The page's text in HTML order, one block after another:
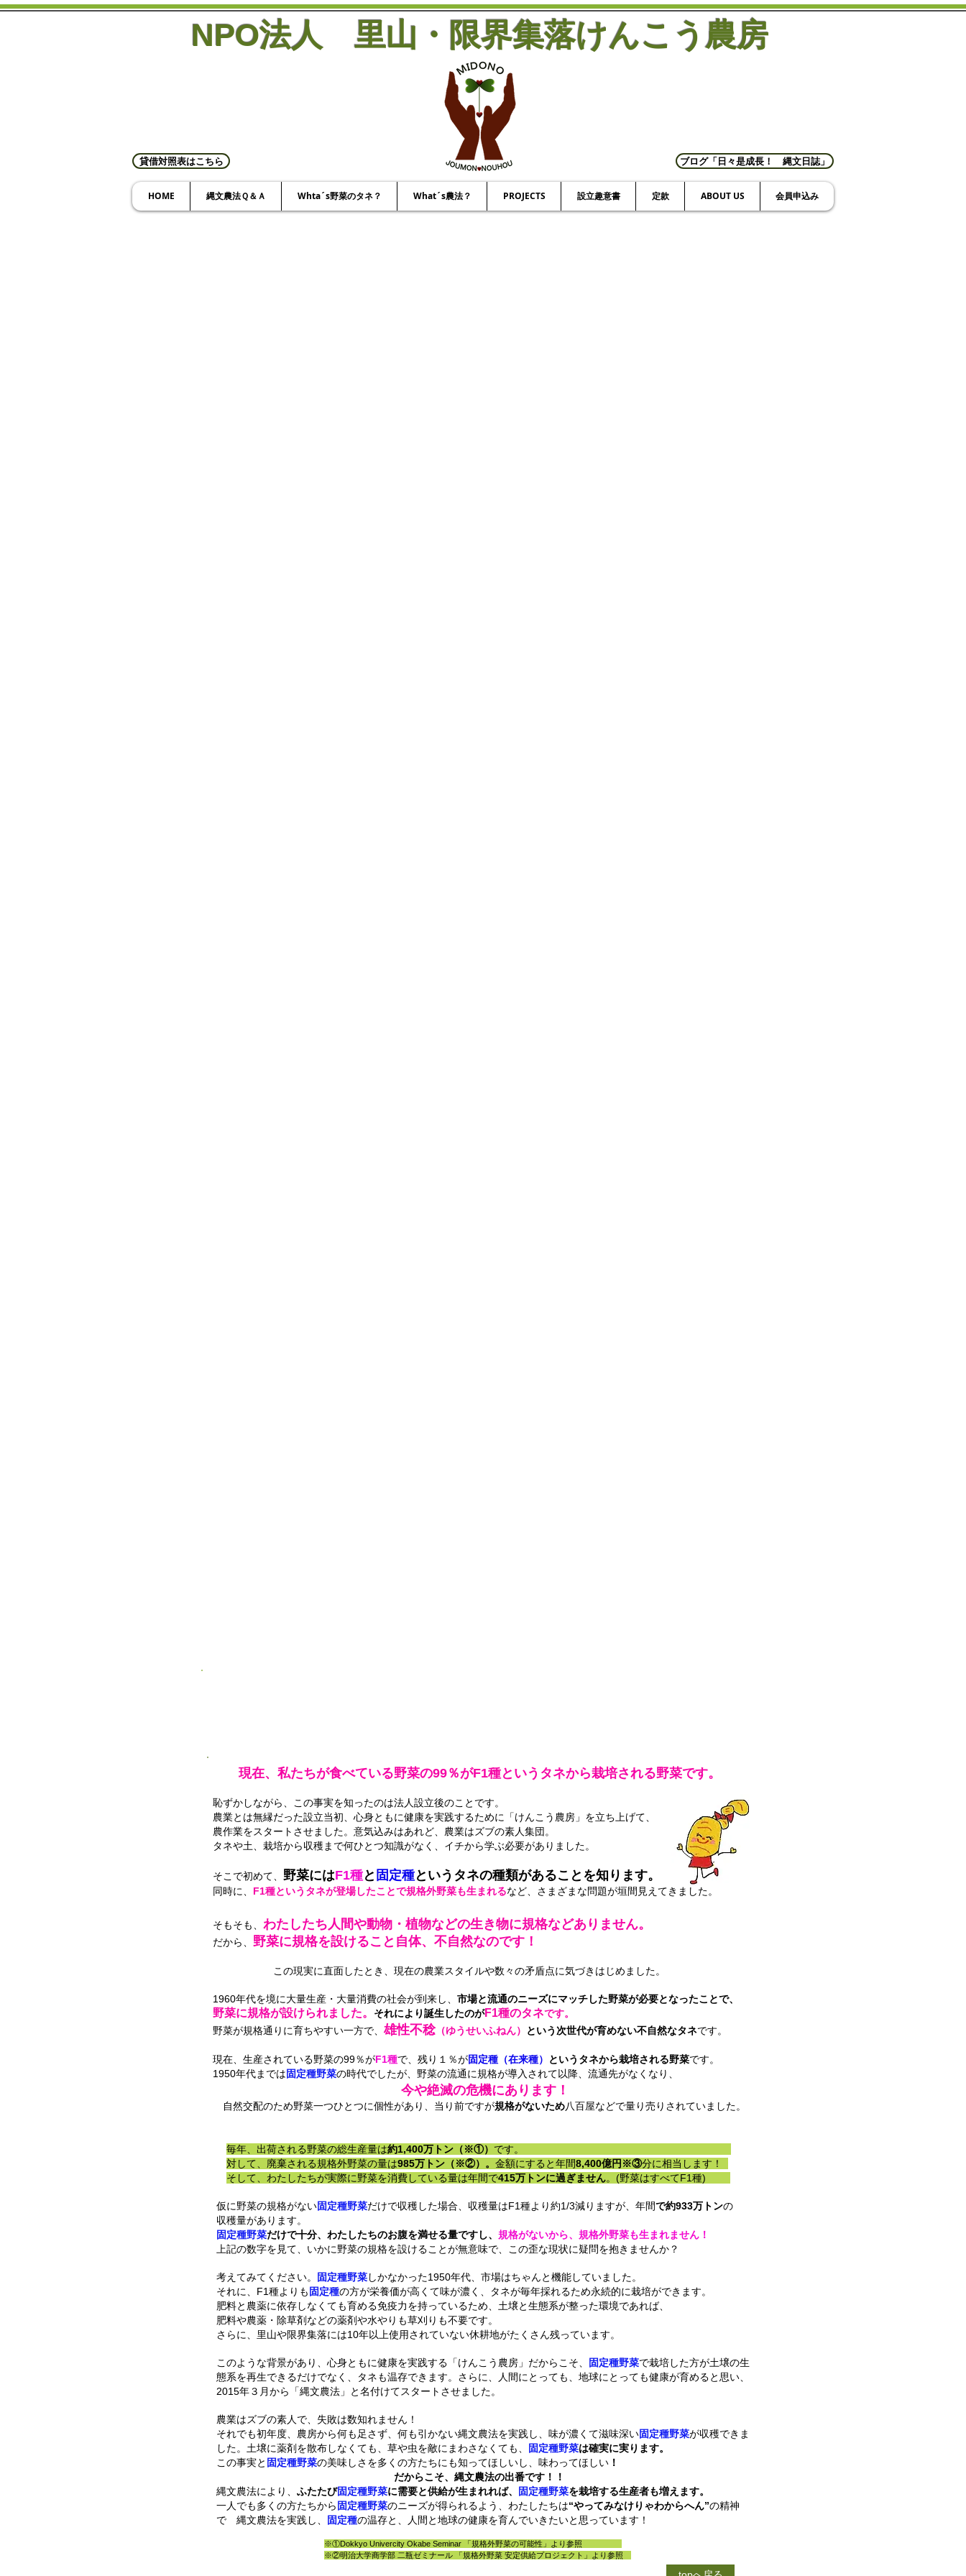
NPO法人 里山・限界集落けんこう農房
貸借対照表はこちら ブログ「日々是成長！ 縄文日誌」
HOME 縄文農法Ｑ＆Ａ Whta´s野菜のタネ？ What´s農法？ PROJECTS 設立趣意書 定款 ABOUT US 会員申込み
現在、私たちが食べている野菜の99％がF1種というタネから栽培される野菜です。
恥ずかしながら、この事実を知ったのは法人設立後のことです。
農業とは無縁だった設立当初、心身ともに健康を実践するために「けんこう農房」を立ち上げて、
農作業をスタートさせました。意気込みはあれど、農業はズブの素人集団。
タネや土、栽培から収穫まで何ひとつ知識がなく、イチから学ぶ必要がありました。
そこで初めて、 野菜にはF1種と 固定種というタネの種類があることを知ります。
同時に、 F1種というタネが登場したことで規格外野菜も生まれるなど、さまざまな問題が垣間見えてきました。
そもそも、 わたしたち人間や動物・植物などの生き物に規格などありません。
だから、 野菜に規格を設けること自体、不自然なのです！
この現実に直面したとき、現在の農業スタイルや数々の矛盾点に気づきはじめました。
1960年代を境に大量生産・大量消費の社会が到来し、 市場と流通のニーズにマッチした野菜が必要となったことで、
野菜に規格が設けられました。 それにより誕生したのがF1種のタネです。
野菜が規格通りに育ちやすい一方で、雄性不稔（ゆうせいふねん） という次世代が育めない不自然なタネです。
現在、生産されている野菜の99％がF1種で、残り１％が固定種（在来種） というタネから栽培される野菜です。
1950年代までは固定種野菜の時代でしたが、野菜の流通に規格が導入されて以降、流通先がなくなり、
今や絶滅の危機にあります！
自然交配のため野菜一つひとつに個性があり、当り前ですが規格がないため八百屋などで量り売りされていました。
毎年、出荷される野菜の総生産量は約1,400万トン（※①） です。
対して、廃棄される規格外野菜の量は985万トン（※②）。 金額にすると年間8,400億円※③分に相当します！
そして、わたしたちが実際に野菜を消費している量は年間で415万トンに過ぎません。(野菜はすべてF1種)
仮に野菜の規格がない固定種野菜だけで収穫した場合、収穫量はF1種より約1/3減りますが、年間で約933万トンの
収穫量があります。
固定種野菜だけで十分、わたしたちのお腹を満せる量ですし、 規格がないから、規格外野菜も生まれません ！
上記の数字を見て、いかに野菜の規格を設けることが無意味で、この歪な現状に疑問を抱きませんか？
考えてみてください。 固定種野菜しかなかった1950年代、市場はちゃんと機能していました。
それに、F1種よりも 固定種の方が栄養価が高くて味が濃く、タネが毎年採れるため永続的に栽培ができます。
肥料と農薬に依存しなくても育める免疫力を持っているため、土壌と生態系が整った環境であれば、
肥料や農薬・除草剤などの薬剤や水やりも草刈りも不要です。
さらに、里山や限界集落には10年以上使用されていない休耕地がたくさん残っています。
このような背景があり、心身ともに健康を実践する「けんこう農房」だからこそ、 固定種野菜で栽培した方が土壌の生
態系を再生できるだけでなく、タネも温存できます。さらに、人間にとっても、地球にとっても健康が育めると思い、
2015年３月から「縄文農法」と名付けてスタートさせました。
農業はズブの素人で、失敗は数知れません！
それでも初年度、農房から何も足さず、何も引かない縄文農法を実践し、味が濃くて滋味深い固定種野菜が収穫できま
した。土壌に薬剤を散布しなくても、草や虫を敵にまわさなくても、
固定種野菜は確実に実ります。
この事実と 固定種野菜の美味しさを多くの方たちにも知ってほしいし、味わってほしい ！
だからこそ、縄文農法の出番です！！
縄文農法により、 ふたたび固定種野菜に需要と供給が生まれれば、 固定種野菜を栽培する生産者も増えます。
一人でも多くの方たちから 固定種野菜のニーズが得られるよう、わたしたちは“やってみなけりゃわからへん”の精神
で 縄文農法を実践し、
固定種の温存と、人間と地球の健康を育んでいきたいと思っています！
※①Dokkyo Univercity Okabe Seminar 「規格外野菜の可能性」より参照
※②明治大学商学部 二瓶ゼミナール 「規格外野菜 安定供給プロジェクト」より参照